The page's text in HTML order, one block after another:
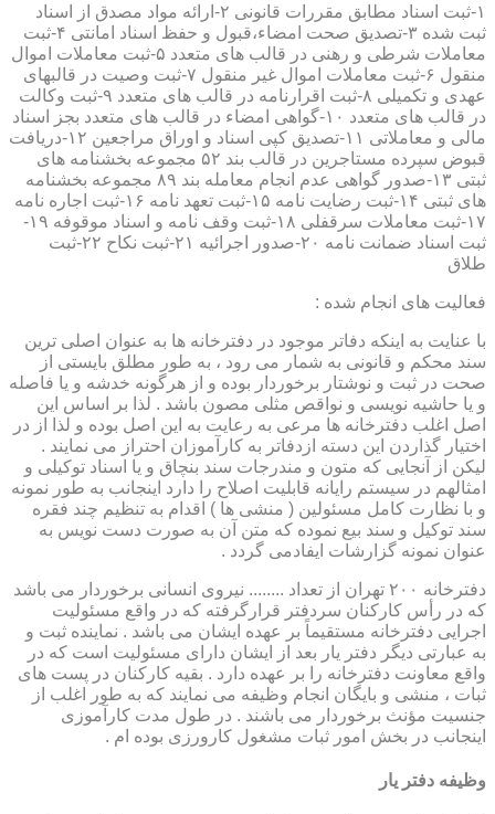
۱-ثبت اسناد مطابق مقررات قانونی ۲-ارائه مواد مصدق از اسناد
ثبت شده ۳-تصدیق صحت امضاء،قبول و حفظ اسناد امانتی ۴-ثبت
معاملات شرطی و رهنی در قالب های متعدد ۵-ثبت معاملات اموال
منقول ۶-ثبت معاملات اموال غیر منقول ۷-ثبت وصیت در قالبهای
عهدی و تکمیلی ۸-ثبت اقرارنامه در قالب های متعدد ۹-ثبت وکالت
در قالب های متعدد ۱۰-گواهی امضاء در قالب های متعدد بجز اسناد
مالی و معاملاتی ۱۱-تصدیق کپی اسناد و اوراق مراجعین ۱۲-دریافت
قبوض سپرده مستاجرین در قالب بند ۵۲ مجموعه بخشنامه های
ثبتی ۱۳-صدور گواهی عدم انجام معامله بند ۸۹ مجموعه بخشنامه
های ثبتی ۱۴-ثبت رضایت نامه ۱۵-ثبت تعهد نامه ۱۶-ثبت اجاره نامه
۱۷-ثبت معاملات سرقفلی ۱۸-ثبت وقف نامه و اسناد موقوفه ۱۹-
ثبت اسناد ضمانت نامه ۲۰-صدور اجرائیه ۲۱-ثبت نکاح ۲۲-ثبت
طلاق
فعالیت های انجام شده :
با عنایت به اینکه دفاتر موجود در دفترخانه ها به عنوان اصلی ترین
سند محکم و قانونی به شمار می رود ، به طور مطلق بایستی از
صحت در ثبت و نوشتار برخوردار بوده و از هرگونه خدشه و یا فاصله
و یا حاشیه نویسی و نواقص مثلی مصون باشد . لذا بر اساس این
اصل اغلب دفترخانه ها مرعی به رعایت به این اصل بوده و لذا از در
اختیار گذاردن این دسته ازدفاتر به کارآموزان احتراز می نمایند .
لیکن از آنجایی که متون و مندرجات سند بنچاق و یا اسناد توکیلی و
امثالهم در سیستم رایانه قابلیت اصلاح را دارد اینجانب به طور نمونه
و با نظارت کامل مسئولین ( منشی ها ) اقدام به تنظیم چند فقره
سند توکیل و سند بیع نموده که متن آن به صورت دست نویس به
عنوان نمونه گزارشات ایفادمی گردد .
دفترخانه ۲۰۰ تهران از تعداد ........ نیروی انسانی برخوردار می باشد
که در رأس کارکنان سردفتر قرارگرفته که در واقع مسئولیت
اجرایی دفترخانه مستقیماً بر عهده ایشان می باشد . نماینده ثبت و
به عبارتی دیگر دفتر یار بعد از ایشان دارای مسئولیت است که در
واقع معاونت دفترخانه را بر عهده دارد . بقیه کارکنان در پست های
ثبات ، منشی و بایگان انجام وظیفه می نمایند که به طور اغلب از
جنسیت مؤنث برخوردار می باشند . در طول مدت کارآموزی
اینجانب در بخش امور ثبات مشغول کارورزی بوده ام .
وظیفه دفتر یار